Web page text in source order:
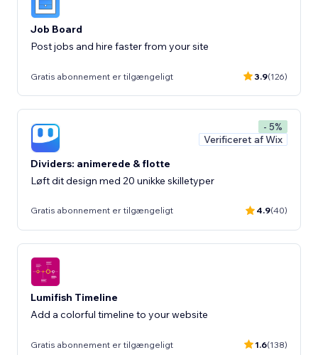
Job Board
Post jobs and hire faster from your site
Gratis abonnement er tilgængeligt 3.9(126)
- 5%
Verificeret af Wix
Dividers: animerede & flotte
Løft dit design med 20 unikke skilletyper
Gratis abonnement er tilgængeligt 4.9(40)
Lumifish Timeline
Add a colorful timeline to your website
Gratis abonnement er tilgængeligt 1.6(138)